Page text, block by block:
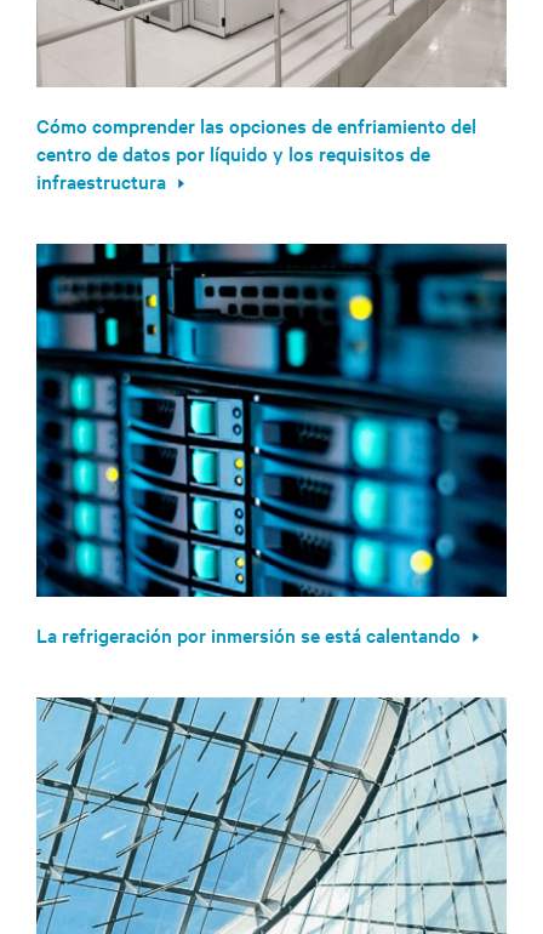
Cómo comprender las opciones de enfriamiento del
centro de datos por líquido y los requisitos de
infraestructura
La refrigeración por inmersión se está calentando